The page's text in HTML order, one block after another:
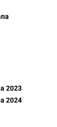
2023
2024